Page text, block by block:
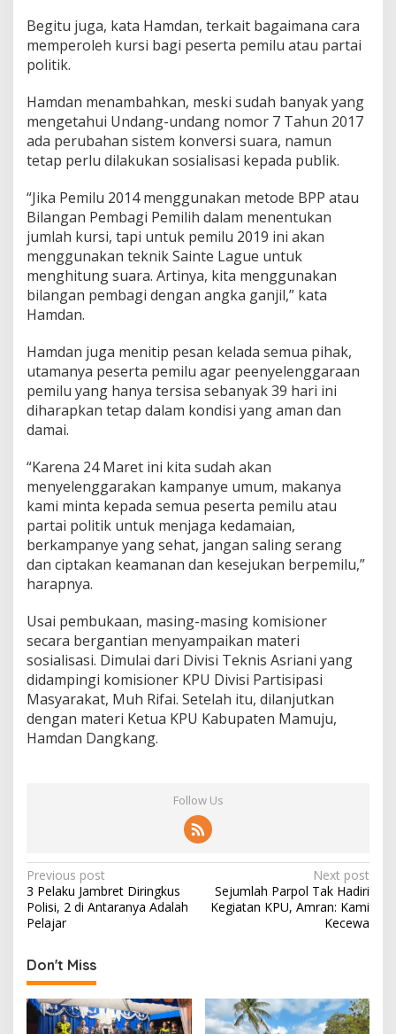
Begitu juga, kata Hamdan, terkait bagaimana cara
memperoleh kursi bagi peserta pemilu atau partai
politik.
Hamdan menambahkan, meski sudah banyak yang
mengetahui Undang-undang nomor 7 Tahun 2017
ada perubahan sistem konversi suara, namun
tetap perlu dilakukan sosialisasi kepada publik.
“Jika Pemilu 2014 menggunakan metode BPP atau
Bilangan Pembagi Pemilih dalam menentukan
jumlah kursi, tapi untuk pemilu 2019 ini akan
menggunakan teknik Sainte Lague untuk
menghitung suara. Artinya, kita menggunakan
bilangan pembagi dengan angka ganjil,” kata
Hamdan.
Hamdan juga menitip pesan kelada semua pihak,
utamanya peserta pemilu agar peenyelenggaraan
pemilu yang hanya tersisa sebanyak 39 hari ini
diharapkan tetap dalam kondisi yang aman dan
damai.
“Karena 24 Maret ini kita sudah akan
menyelenggarakan kampanye umum, makanya
kami minta kepada semua peserta pemilu atau
partai politik untuk menjaga kedamaian,
berkampanye yang sehat, jangan saling serang
dan ciptakan keamanan dan kesejukan berpemilu,”
harapnya.
Usai pembukaan, masing-masing komisioner
secara bergantian menyampaikan materi
sosialisasi. Dimulai dari Divisi Teknis Asriani yang
didampingi komisioner KPU Divisi Partisipasi
Masyarakat, Muh Rifai. Setelah itu, dilanjutkan
dengan materi Ketua KPU Kabupaten Mamuju,
Hamdan Dangkang.
Follow Us
P
o
s
t
n
a
Previous post
3 Pelaku Jambret Diringkus
Polisi, 2 di Antaranya Adalah
Pelajar
Next post
Sejumlah Parpol Tak Hadiri
Kegiatan KPU, Amran: Kami
Kecewa
Don't Miss